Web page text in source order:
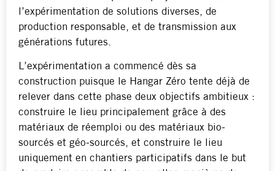
l’expérimentation de solutions diverses, de
production responsable, et de transmission aux
générations futures.
L’expérimentation a commencé dès sa
construction puisque le Hangar Zéro tente déjà de
relever dans cette phase deux objectifs ambitieux :
construire le lieu principalement grâce à des
matériaux de réemploi ou des matériaux bio-
sourcés et géo-sourcés, et construire le lieu
uniquement en chantiers participatifs dans le but